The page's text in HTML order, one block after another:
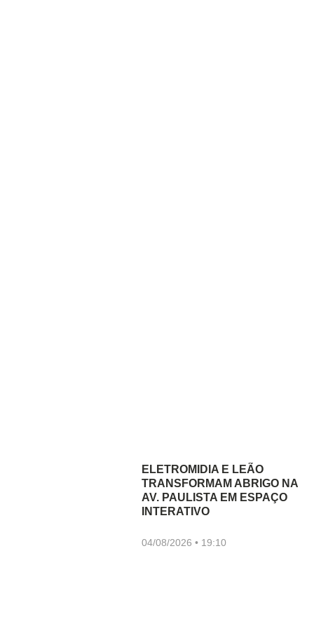
ELETROMIDIA E LEÃO
TRANSFORMAM ABRIGO NA
AV. PAULISTA EM ESPAÇO
INTERATIVO
04/08/2026 19:10